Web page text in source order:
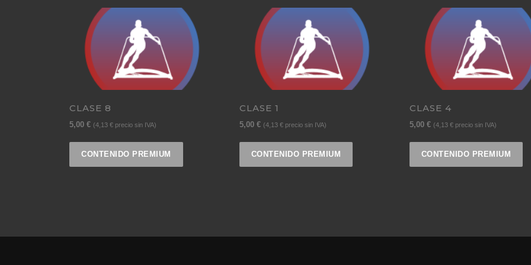
CLASE 8
5,00 € (4,13 € precio sin IVA)
CONTENIDO PREMIUM
CLASE 1
5,00 € (4,13 €precio sin IVA)
CONTENIDO PREMIUM
CLASE 4
5,00 € (4,13 €precio sin IVA)
CONTENIDO PREMIUM